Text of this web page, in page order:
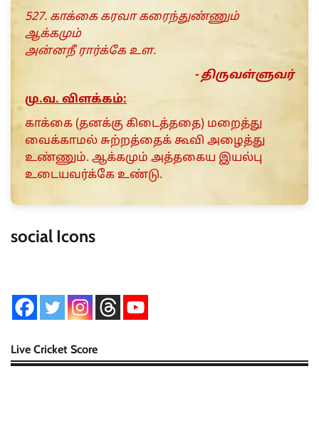
527. காக்கை கரவா கரைந்துண்ணும்
ஆக்கமும்
அன்னநீ ரார்க்கே உள.
- திருவள்ளுவர்
மு.வ. விளக்கம்:
காக்கை (தனக்கு கிடைத்ததை) மறைத்து
வைக்காமல் சுற்றத்தைக் கூவி அழைத்து
உண்ணும். ஆக்கமும் அத்தகைய இயல்பு
உடையவர்க்கே உண்டு.
social Icons
Live Cricket Score